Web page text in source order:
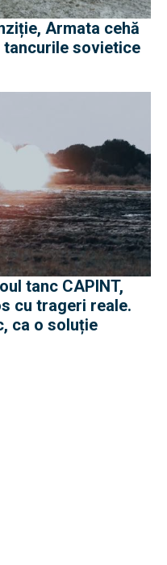
Armata cehă
sovietice
tanc CAPINT,
cu trageri reale.
ca o soluție